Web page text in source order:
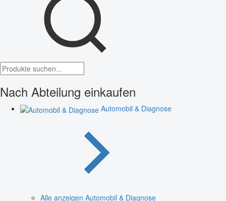
Nach Abteilung einkaufen
Automobil & Diagnose
Alle anzeigen Automobil & Diagnose